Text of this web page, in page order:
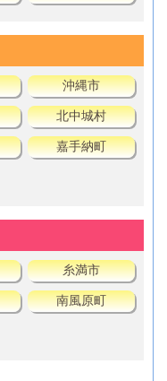
沖縄市
北中城村
嘉手納町
糸満市
南風原町